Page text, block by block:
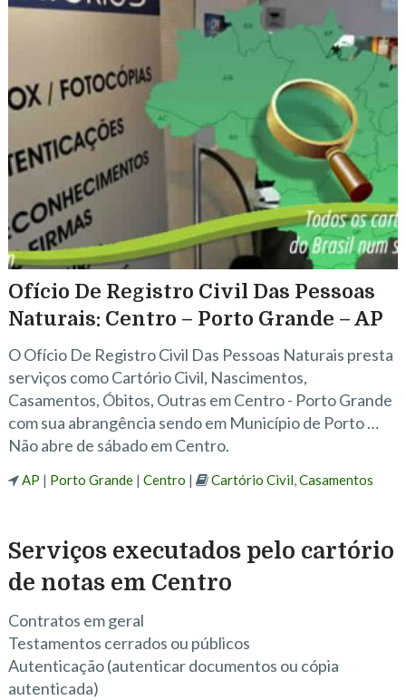
Ofício De Registro Civil Das Pessoas
Naturais: Centro – Porto Grande – AP
O Ofício De Registro Civil Das Pessoas Naturais presta
serviços como Cartório Civil, Nascimentos,
Casamentos, Óbitos, Outras em Centro - Porto Grande
com sua abrangência sendo em Município de Porto …
Não abre de sábado em Centro.
AP | Porto Grande| Centro | Cartório Civil,Casamentos
Serviços executados pelo cartório
de notas em Centro
Contratos em geral
Testamentos cerrados ou públicos
Autenticação (autenticar documentos ou cópia
autenticada)